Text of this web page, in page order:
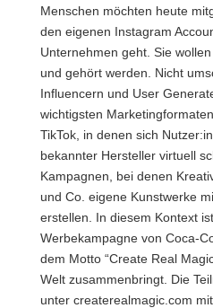
Menschen möchten heute
den eigenen Instagram
Unternehmen geht. Sie
und gehört werden. Nicht
Influencern und User
wichtigsten
TikTok, in denen sich
bekannter Hersteller virtuell
Kampagnen, bei denen
und Co. eigene Kunstwerke
erstellen. In diesem Kontext
Werbekampagne von Coca-
dem Motto “Create Real
Welt zusammenbringt. Die
unter createrealmagic.com